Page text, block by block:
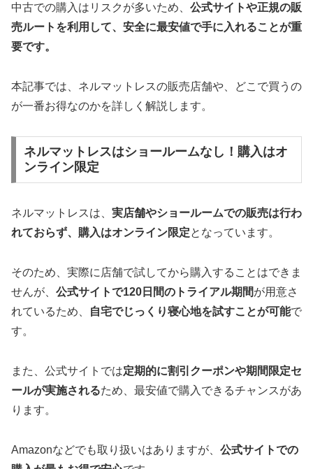
中古での購入はリスクが多いため、 公式サイトや正規の販
売ルートを利用して、安全に最安値で手に入れることが重
要です。
本記事では、ネルマットレスの販売店舗や、どこで買うの
が一番お得なのかを詳しく解説します。
ネルマットレスはショールームなし！購入はオ
ンライン限定
ネルマットレスは、 実店舗やショールームでの販売は行わ
れておらず、購入はオンライン限定となっています。
そのため、実際に店舗で試してから購入することはできま
せんが、 公式サイトで120日間のトライアル期間が用意さ
れているため、
自宅でじっくり寝心地を試すことが可能で
す。
また、公式サイトでは定期的に割引クーポンや期間限定セ
ールが実施されるため、最安値で購入できるチャンスがあ
ります。
Amazonなどでも取り扱いはありますが、 公式サイトでの